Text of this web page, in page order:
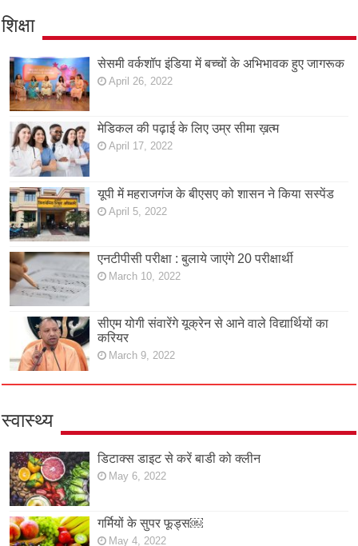
शिक्षा
सेसमी वर्कशॉप इंडिया में बच्चों के अभिभावक हुए जागरूक
April 26, 2022
मेडिकल की पढ़ाई के लिए उम्र सीमा ख़त्म
April 17, 2022
यूपी में महराजगंज के बीएसए को शासन ने किया सस्पेंड
April 5, 2022
एनटीपीसी परीक्षा : बुलाये जाएंगे 20 परीक्षार्थी
March 10, 2022
सीएम योगी संवारेंगे यूक्रेन से आने वाले विद्यार्थियों का
करियर
March 9, 2022
स्वास्थ्य
डिटाक्स डाइट से करें बाडी को क्लीन
May 6, 2022
गर्मियों के सुपर फूड्स￼
May 4, 2022